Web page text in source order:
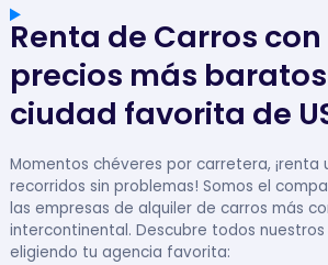
Renta de Carros
precios más
ciudad favorita de
Momentos chéveres por carretera, ¡renta
recorridos sin problemas! Somos el
las empresas de alquiler de carros más
intercontinental. Descubre todos
eligiendo tu agencia favorita: